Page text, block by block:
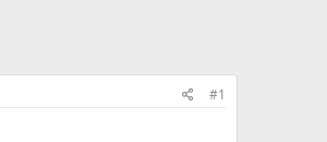
#1